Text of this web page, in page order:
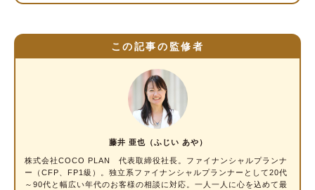
STEP4.所得に税率をかける
【受給額別／世帯別】公的年金にかかる税金を
65歳以上・単身・年金受給額月12万円の場合
65歳以上・単身・年金受給額月20万円の場合
65歳以上・夫婦・年金受給額月25万円の場合
65歳以上・夫婦・年金受給額月80万円の場合
この記事の監修者
藤井 亜也（ふじい あや）
株式会社COCO PLAN 代表取締役社長。 ファイナンシャルプランナ
ー
（CFP、FP1級）。独立系ファイナンシャルプランナーとして20代
～90代と幅広い年代のお客様の相談に対応。一人一人に心を込めて最